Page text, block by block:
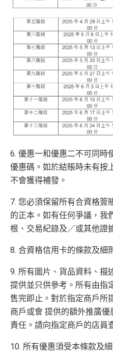
6. 優惠一和優惠二不可同時
優惠碼。如於結賬時未有按
不會獲得補發。
7. 您必須保留所有合資格簽
的正本。如有任何爭議，我
根、交易紀錄及／或其他證
8. 合資格信用卡的條款及細
9. 所有圖片、貨品資料、描
提供並只供參考。所有由指
售完即止。對於指定商戶所
商戶或會 提供的額外推廣
責任。請向指定商戶的店員
10. 所有優惠須受本條款及